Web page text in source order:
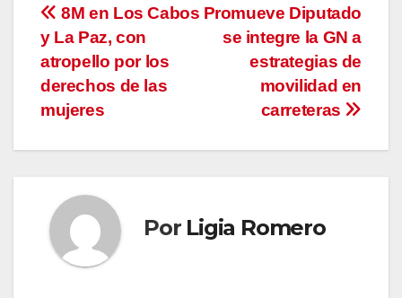
Navegación
de
entradas
Promueve Diputado
se integre la GN a
estrategias de
movilidad en
carreteras
8M en Los Cabos
y La Paz, con
atropello por los
derechos de las
mujeres
Por Ligia Romero